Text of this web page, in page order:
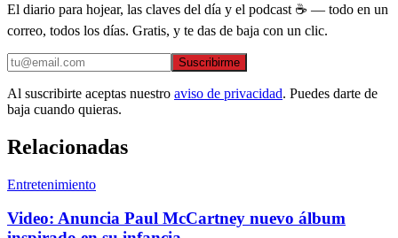
El diario para hojear, las claves del día y el podcast ☕ — todo en un
correo, todos los días. Gratis, y te das de baja con un clic.
Suscribirme
Al suscribirte aceptas nuestro aviso de privacidad. Puedes darte de
baja cuando quieras.
Relacionadas
Entretenimiento
Video: Anuncia Paul McCartney nuevo álbum